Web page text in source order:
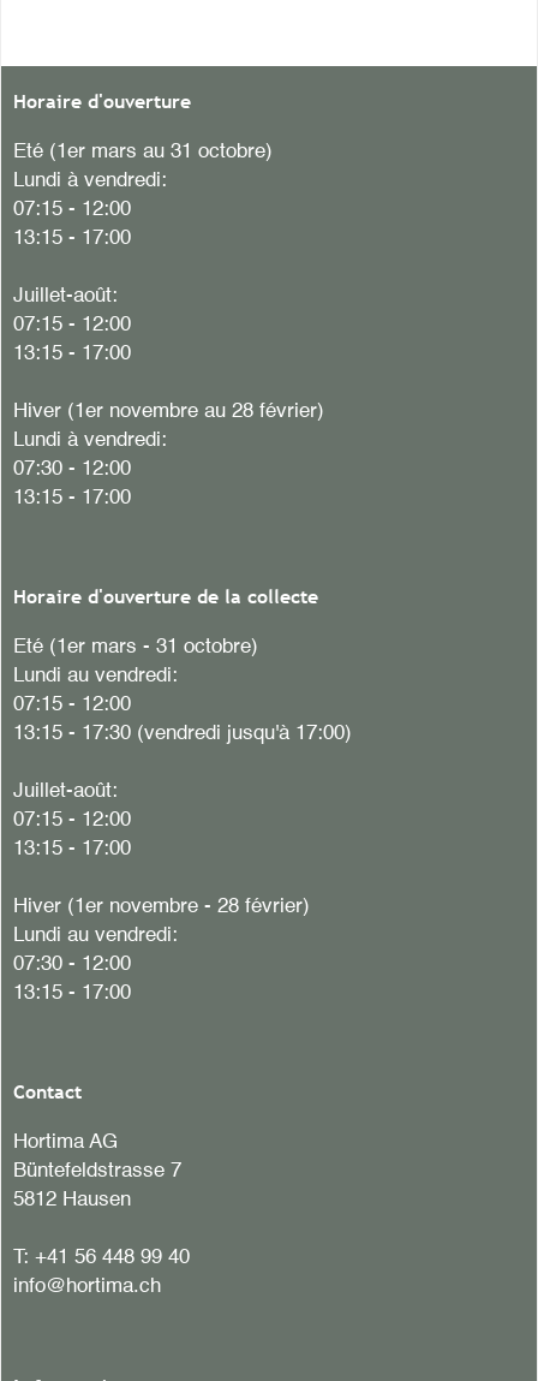
Horaire d'ouverture
Eté (1er mars au 31 octobre)
Lundi à vendredi:
07:15 - 12:00
13:15 - 17:00
Juillet-août:
07:15 - 12:00
13:15 - 17:00
Hiver (1er novembre au 28 février)
Lundi à vendredi:
07:30 - 12:00
13:15 - 17:00
Horaire d'ouverture de la collecte
Eté (1er mars - 31 octobre)
Lundi au vendredi:
07:15 - 12:00
13:15 - 17:30 (vendredi jusqu'à 17:00)
Juillet-août:
07:15 - 12:00
13:15 - 17:00
Hiver (1er novembre - 28 février)
Lundi au vendredi:
07:30 - 12:00
13:15 - 17:00
Contact
Hortima AG
Büntefeldstrasse 7
5812 Hausen
T: +41 56 448 99 40
info@hortima.ch